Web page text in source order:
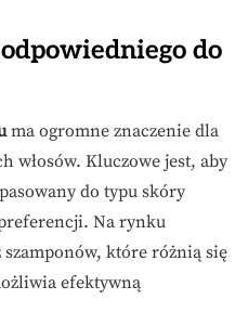
do
ma ogromne znaczenie dla
włosów. Kluczowe jest, aby
do typu skóry
Na rynku
które różnią się
efektywną